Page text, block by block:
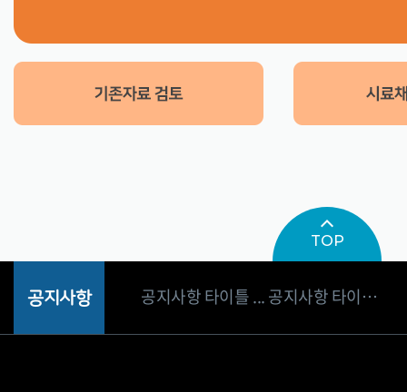
TOP
공지사항
공지사항 타이틀 ... 공지사항 타이틀 ...
공지사항 타이틀 ... 공지사항 타이틀 ...